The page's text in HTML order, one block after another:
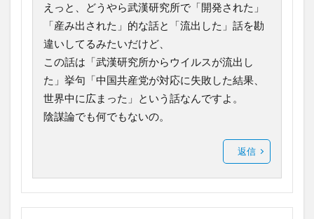
えっと、どうやら武漢研究所で「開発された」
「産み出された」的な話と「流出した」話を勘
違いしてるみたいだけど、
この話は「武漢研究所からウイルスが流出し
た」挙句「中国共産党が対応に失敗した結果、
世界中に広まった」という話なんですよ。
陰謀論でも何でもないの。
返信